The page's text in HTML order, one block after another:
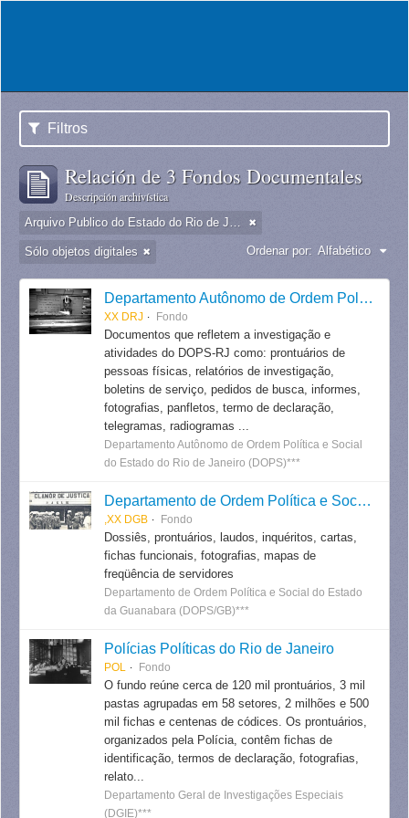
Filtros
Relación de 3 Fondos Documentales
Descripción archivística
Arquivo Publico do Estado do Rio de Janeiro -
Sólo objetos digitales Ordenar por: Alfabético
Departamento Autônomo de Ordem Política e Social do Estado do Rio de Janeiro
XX DRJ Fondo
Documentos que refletem a investigação e
atividades do DOPS-RJ como: prontuários de
pessoas físicas, relatórios de investigação,
boletins de serviço, pedidos de busca, informes,
fotografias, panfletos, termo de declaração,
telegramas, radiogramas ...
Departamento Autônomo de Ordem Política e Social
do Estado do Rio de Janeiro (DOPS)***
Departamento de Ordem Política e Social do Estado da Guanabara
,XX DGB Fondo
Dossiês, prontuários, laudos, inquéritos, cartas,
fichas funcionais, fotografias, mapas de
freqüência de servidores
Departamento de Ordem Política e Social do Estado
da Guanabara (DOPS/GB)***
Polícias Políticas do Rio de Janeiro
POL Fondo
O fundo reúne cerca de 120 mil prontuários, 3 mil
pastas agrupadas em 58 setores, 2 milhões e 500
mil fichas e centenas de códices. Os prontuários,
organizados pela Polícia, contêm fichas de
identificação, termos de declaração, fotografias,
relato...
Departamento Geral de Investigações Especiais
(DGIE)***